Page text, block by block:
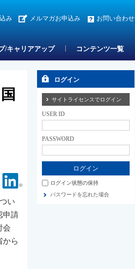
み メルマガお申込み お問い合わせ
/キャリアアップ コンテンツ一覧
Facebook Linkedin
い
申請
会
から
ログイン
サイトライセンスでログイン
USER ID
PASSWORD
ログイン状態の保持
パスワードを忘れた場合